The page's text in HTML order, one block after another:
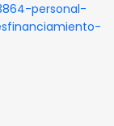
personal-